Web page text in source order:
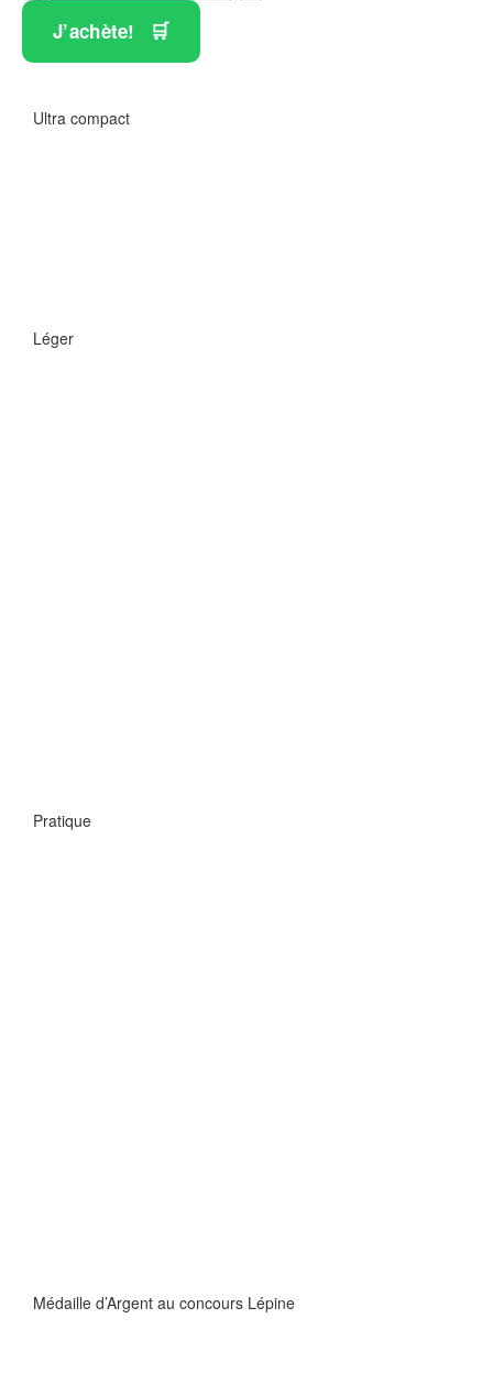
J’achète!
Ultra compact
Léger
Pratique
Médaille d’Argent au concours Lépine